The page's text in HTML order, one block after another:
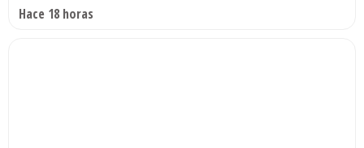
Hace 18 horas